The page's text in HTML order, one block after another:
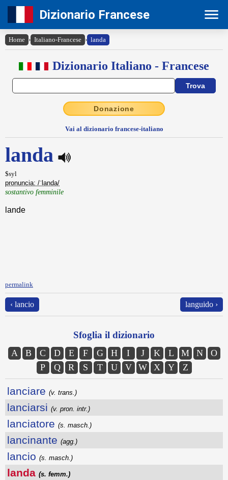
Dizionario Francese
Home › Italiano-Francese › landa
Dizionario Italiano - Francese
Donazione
Vai al dizionario francese-italiano
landa
$syl
pronuncia: /ˈlanda/
sostantivo femminile
lande
permalink
‹ lancio languido ›
Sfoglia il dizionario
A B C D E F G H I J K L M N
O
P
Q R S T U V W X Y Z
lanciare (v. trans.)
lanciarsi (v. pron. intr.)
lanciatore (s. masch.)
lancinante (agg.)
lancio (s. masch.)
landa (s. femm.)